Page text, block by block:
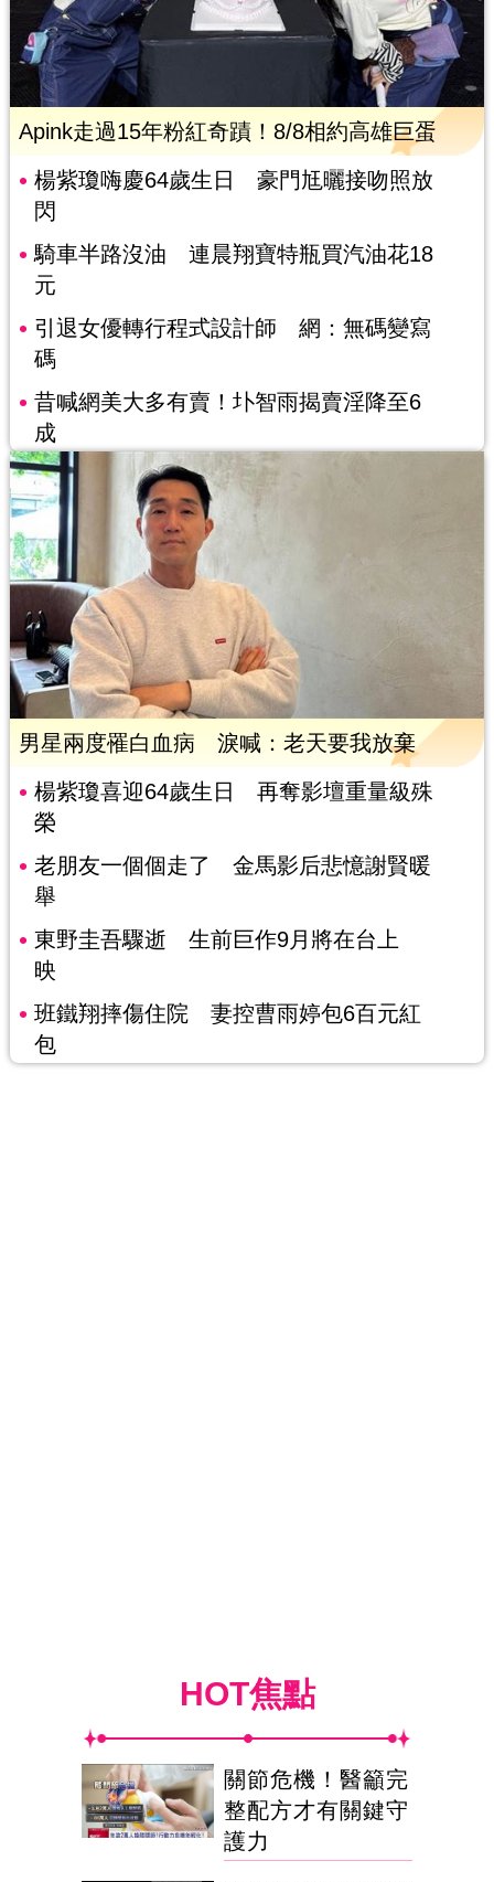
Apink走過15年粉紅奇蹟！8/8相約高雄巨蛋
楊紫瓊嗨慶64歲生日 豪門尪曬接吻照放
閃
騎車半路沒油 連晨翔寶特瓶買汽油花18
元
引退女優轉行程式設計師 網：無碼變寫
碼
昔喊網美大多有賣！圤智雨揭賣淫降至6
成
男星兩度罹白血病 淚喊：老天要我放棄
楊紫瓊喜迎64歲生日 再奪影壇重量級殊
榮
老朋友一個個走了 金馬影后悲憶謝賢暖
舉
東野圭吾驟逝 生前巨作9月將在台上
映
班鐵翔摔傷住院 妻控曹雨婷包6百元紅
包
HOT焦點
關節危機！醫籲完
整配方才有關鍵守
護力